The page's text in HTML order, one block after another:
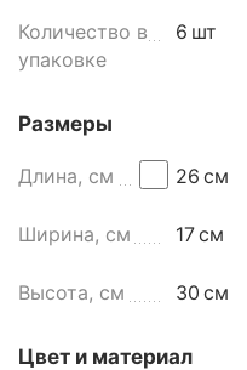
а
г
с
е
т
а
ь
Количество в
упаковке
6 шт
Размеры
Длина, см 26 см
Ширина, см 17см
Высота, см 30 см
Цвет и материал